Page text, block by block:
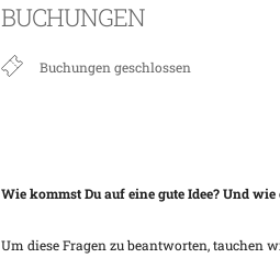
BUCHUNGEN
Buchungen geschlossen
Wie kommst Du auf eine gute Idee? Und
Um diese Fragen zu beantworten, tauchen